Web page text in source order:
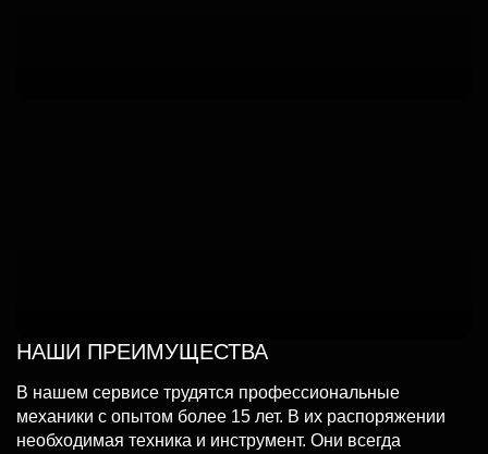
НАШИ ПРЕИМУЩЕСТВА
В нашем сервисе трудятся профессиональные
механики с опытом более 15 лет. В их распоряжении
необходимая техника и инструмент. Они всегда